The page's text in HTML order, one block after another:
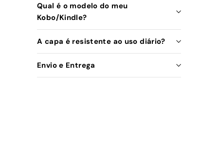
Qual é o modelo do meu
Kobo/Kindle?
A capa é resistente ao uso diário?
Envio e Entrega